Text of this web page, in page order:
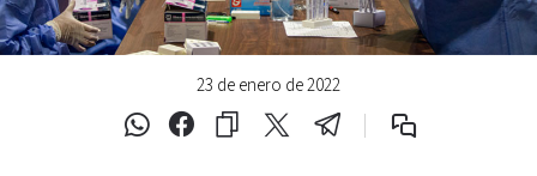
23 de enero de 2022